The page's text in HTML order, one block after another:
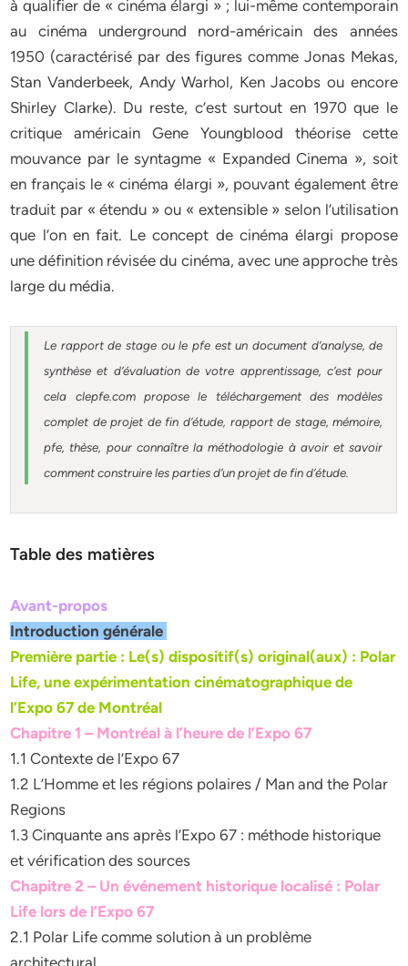
à qualifier de « cinéma élargi » ; lui-même contemporain
au cinéma underground nord-américain des années
1950 (caractérisé par des figures comme Jonas Mekas,
Stan Vanderbeek, Andy Warhol, Ken Jacobs ou encore
Shirley Clarke). Du reste, c’est surtout en 1970 que le
critique américain Gene Youngblood théorise cette
mouvance par le syntagme « Expanded Cinema », soit
en français le « cinéma élargi », pouvant également être
traduit par « étendu » ou « extensible » selon l’utilisation
que l’on en fait. Le concept de cinéma élargi propose
une définition révisée du cinéma, avec une approche très
large du média.
Le rapport de stage ou le pfe est un document d’analyse, de
synthèse et d’évaluation de votre apprentissage, c’est pour
cela clepfe.com propose le téléchargement des modèles
complet de projet de fin d’étude, rapport de stage, mémoire,
pfe, thèse, pour connaître la méthodologie à avoir et savoir
comment construire les parties d’un projet de fin d’étude.
Table des matières
Avant-propos
Introduction générale
Première partie : Le(s) dispositif(s) original(aux) : Polar
Life, une expérimentation cinématographique de
l’Expo 67 de Montréal
Chapitre 1 – Montréal à l’heure de l’Expo 67
1.1 Contexte de l’Expo 67
1.2 L’Homme et les régions polaires / Man and the Polar
Regions
1.3 Cinquante ans après l’Expo 67 : méthode historique
et vérification des sources
Chapitre 2 – Un événement historique localisé : Polar
Life lors de l’Expo 67
2.1 Polar Life comme solution à un problème
architectural